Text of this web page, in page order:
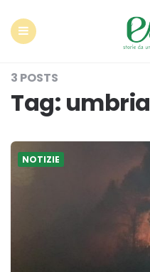
3 POSTS
Tag: umbria
NOTIZIE